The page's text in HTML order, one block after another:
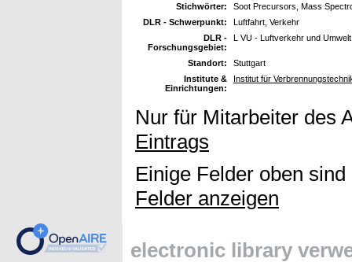
Stichwörter:
Soot Precursors, Mass
DLR - Schwerpunkt:
Luftfahrt, Verkehr
DLR -
Forschungsgebiet:
L VU - Luftverkehr und
Standort:
Stuttgart
Institute &
Einrichtungen:
Institut für
Nur für Mitarbeiter des
Eintrags
Einige Felder oben
Felder anzeigen
electronic library